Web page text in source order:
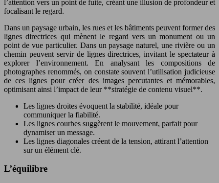
l’attention vers un point de fuite, créant une illusion de profondeur et
focalisant le regard.
Dans un paysage urbain, les rues et les bâtiments peuvent former des
lignes directrices qui mènent le regard vers un monument ou un
point de vue particulier. Dans un paysage naturel, une rivière ou un
chemin peuvent servir de lignes directrices, invitant le spectateur à
explorer l’environnement. En analysant les compositions de
photographes renommés, on constate souvent l’utilisation judicieuse
de ces lignes pour créer des images percutantes et mémorables,
optimisant ainsi l’impact de leur **stratégie de contenu visuel**.
Les lignes droites évoquent la stabilité, idéale pour
communiquer la fiabilité.
Les lignes courbes suggèrent le mouvement, parfait pour
dynamiser un message.
Les lignes diagonales créent de la tension, attirant l’attention
sur un élément clé.
L’équilibre